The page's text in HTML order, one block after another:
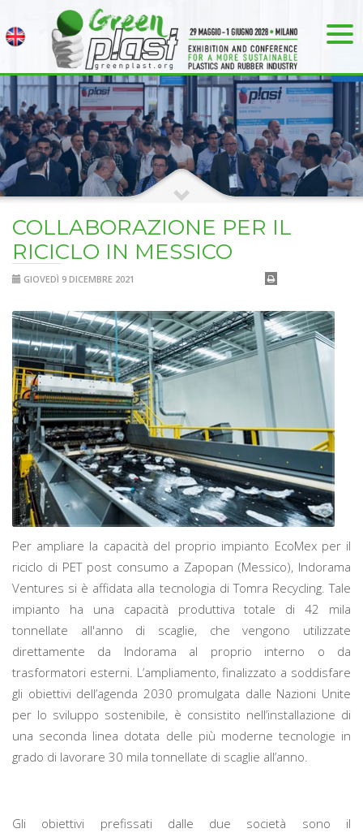
COLLABORAZIONE PER IL
RICICLO IN MESSICO
GIOVEDÌ 9 DICEMBRE 2021
Per ampliare la capacità del proprio impianto EcoMex per il
riciclo di PET post consumo a Zapopan (Messico), Indorama
Ventures si è affidata alla tecnologia di Tomra Recycling. Tale
impianto ha una capacità produttiva totale di 42 mila
tonnellate all'anno di scaglie, che vengono utilizzate
direttamente da Indorama al proprio interno o da
trasformatori esterni. L’ampliamento, finalizzato a soddisfare
gli obiettivi dell’agenda 2030 promulgata dalle Nazioni Unite
per lo sviluppo sostenibile, è consistito nell’installazione di
una seconda linea dotata delle più moderne tecnologie in
grado di lavorare 30 mila tonnellate di scaglie all’anno.
Gli obiettivi prefissati dalle due società sono il